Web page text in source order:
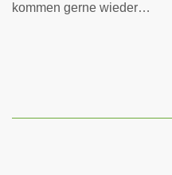
kommen gerne wieder…